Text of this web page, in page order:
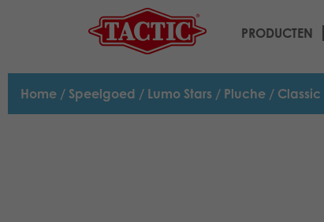
PRODUCTEN
Home / Speelgoed / Lumo Stars / Pluche / Classic